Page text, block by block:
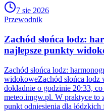
7 sie 2026
Przewodnik
Zachód słońca lodz:
najlepsze punkty
Zachód słońca lodz:
widokoweZachód słońca lodz
dokładnie o godzinie 20:33,
meteo.imgw.pl. W praktyce to
punkt odniesienia dla